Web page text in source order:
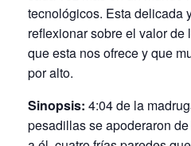
tecnológicos. Esta delicada
reflexionar sobre el valor
que esta nos ofrece y que
por alto.
Sinopsis: 4:04 de la
pesadillas se apoderaron